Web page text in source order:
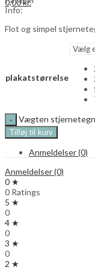
0,00kr.
Info:
Flot og simpel
plakatstørrelse
Vægten stjernetegn
Tilføj til kurv
Anmeldelser (0)
Anmeldelser (0)
0 ★
0 Ratings
5 ★
0
4 ★
0
3 ★
0
2 ★